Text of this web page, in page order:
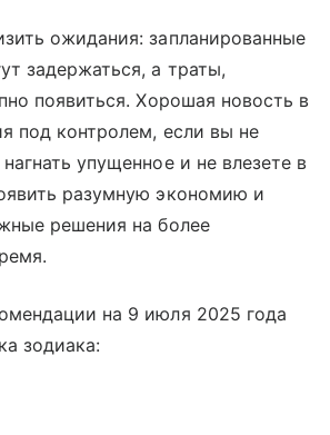
ожидания: запланированные
задержаться, а траты,
появиться. Хорошая новость в
под контролем, если вы не
упущенное и не влезете в
разумную экономию и
решения на более
на 9 июля 2025 года
зодиака: